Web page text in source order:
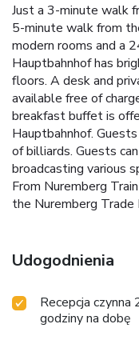
Just a 3-minute walk
5-minute walk from
modern rooms and a
Hauptbahnhof has
floors. A desk and
available free of
breakfast buffet is
Hauptbahnhof.
of billiards. Guests
broadcasting various
From Nuremberg
the Nuremberg Trade
Udogodnienia
Recepcja czynna
godziny na dobę